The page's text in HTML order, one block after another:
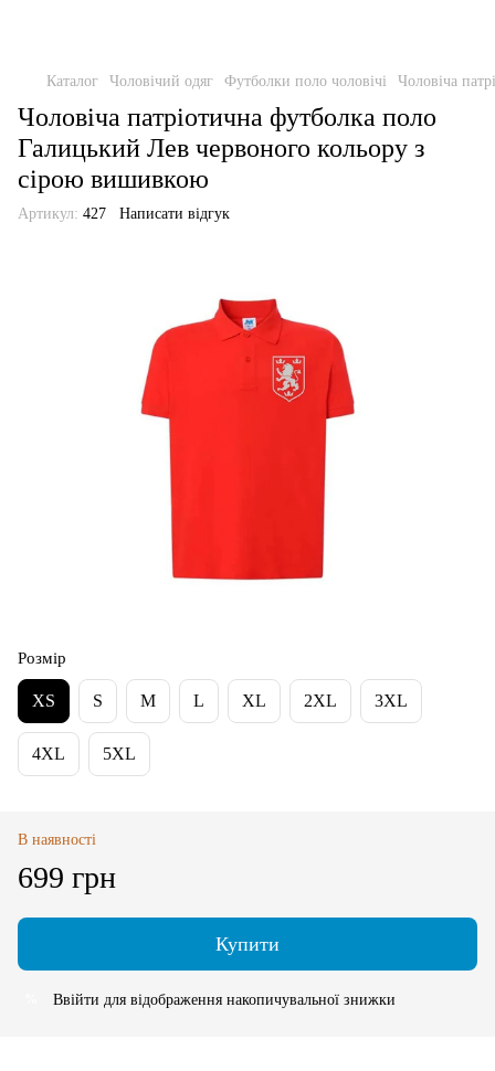
Каталог Чоловічий одяг Футболки поло чоловічі Чоловіча
Чоловіча патріотична футболка поло
Галицький Лев червоного кольору з
сірою вишивкою
Артикул: 427 Написати відгук
Розмір
XS S M L XL 2XL 3XL
4XL 5XL
В наявності
699 грн
Купити
Ввійти для відображення накопичувальної знижки